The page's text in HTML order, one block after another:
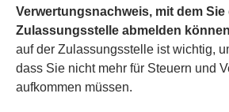
Verwertungsnachweis, mit dem
Zulassungsstelle abmelden können
auf der Zulassungsstelle ist wichtig,
dass Sie nicht mehr für Steuern und
aufkommen müssen.